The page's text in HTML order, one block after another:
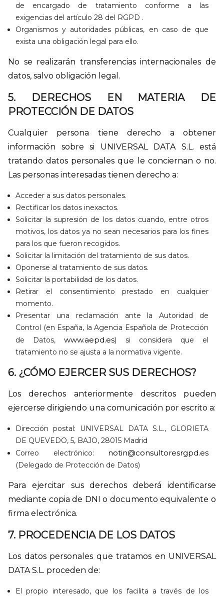
de encargado de tratamiento conforme a las
exigencias del artículo 28 del RGPD .
Organismos y autoridades públicas, en caso de que
exista una obligación legal para ello.
No se realizarán transferencias internacionales de
datos, salvo obligación legal.
5. DERECHOS EN MATERIA DE
PROTECCIÓN DE DATOS
Cualquier persona tiene derecho a obtener
información sobre si UNIVERSAL DATA S.L. está
tratando datos personales que le conciernan o no.
Las personas interesadas tienen derecho a:
Acceder a sus datos personales.
Rectificar los datos inexactos.
Solicitar la supresión de los datos cuando, entre otros
motivos, los datos ya no sean necesarios para los fines
para los que fueron recogidos.
Solicitar la limitación del tratamiento de sus datos.
Oponerse al tratamiento de sus datos.
Solicitar la portabilidad de los datos.
Retirar el consentimiento prestado en cualquier
momento.
Presentar una reclamación ante la Autoridad de
Control (en España, la Agencia Española de Protección
de Datos,www.aepd.es) si considera que el
tratamiento no se ajusta a la normativa vigente.
6. ¿CÓMO EJERCER SUS DERECHOS?
Los derechos anteriormente descritos pueden
ejercerse dirigiendo una comunicación por escrito a:
Dirección postal: UNIVERSAL DATA S.L., GLORIETA
DE QUEVEDO, 5, BAJO, 28015 Madrid
Correo electrónico: notin@consultoresrgpd.es
(Delegado de Protección de Datos)
Para ejercitar sus derechos deberá identificarse
mediante copia de DNI o documento equivalente o
firma electrónica.
7. PROCEDENCIA DE LOS DATOS
Los datos personales que tratamos en UNIVERSAL
DATA S.L. proceden de:
El propio interesado, que los facilita a través de los